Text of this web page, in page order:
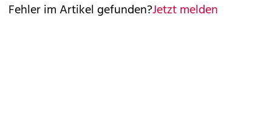
Fehler im Artikel gefunden?Jetzt melden